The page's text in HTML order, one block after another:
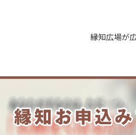
縁知広場が